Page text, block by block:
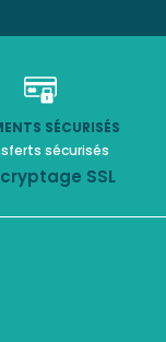
SÉCURISÉS
sécurisés
SSL